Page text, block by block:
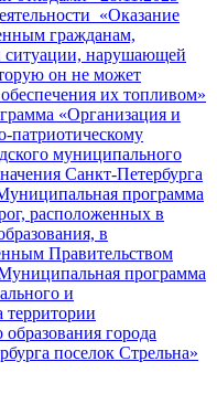
«Оказание
гражданам,
ситуации, нарушающей
он не может
их топливом»
«Организация и
патриотическому
муниципального
Санкт-Петербурга
программа
расположенных в
в
Правительством
программа
и
территории
города
поселок Стрельна»